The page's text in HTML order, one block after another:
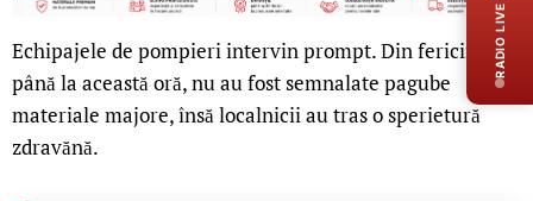
Echipajele de pompieri intervin prompt. Din fericire,
până la această oră, nu au fost semnalate pagube
materiale majore, însă localnicii au tras o sperietură
zdravănă.
RADIO LIVE